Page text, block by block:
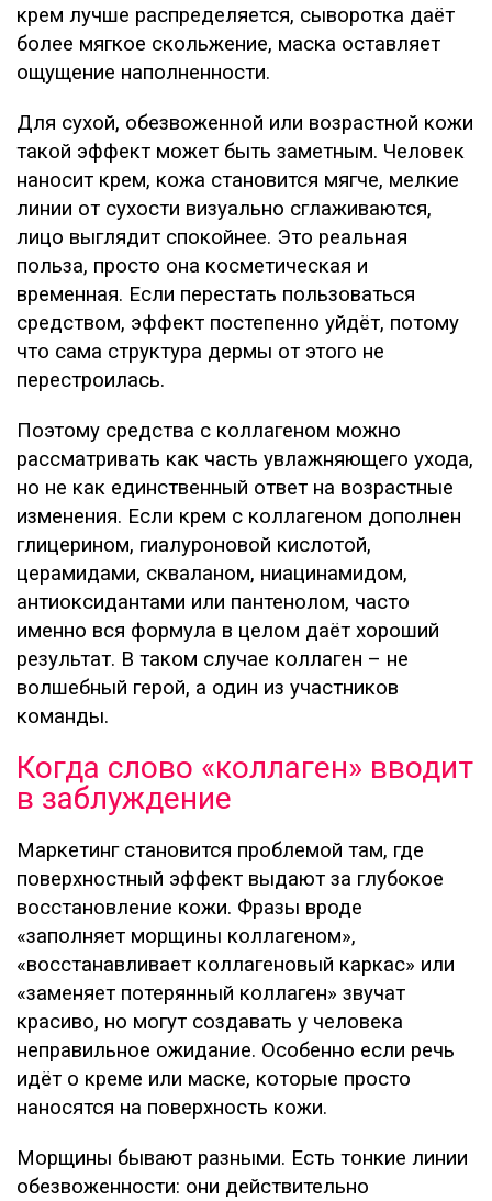
крем лучше распределяется, сыворотка даёт
более мягкое скольжение, маска оставляет
ощущение наполненности.
Для сухой, обезвоженной или возрастной кожи
такой эффект может быть заметным. Человек
наносит крем, кожа становится мягче, мелкие
линии от сухости визуально сглаживаются,
лицо выглядит спокойнее. Это реальная
польза, просто она косметическая и
временная. Если перестать пользоваться
средством, эффект постепенно уйдёт, потому
что сама структура дермы от этого не
перестроилась.
Поэтому средства с коллагеном можно
рассматривать как часть увлажняющего ухода,
но не как единственный ответ на возрастные
изменения. Если крем с коллагеном дополнен
глицерином, гиалуроновой кислотой,
церамидами, скваланом, ниацинамидом,
антиоксидантами или пантенолом, часто
именно вся формула в целом даёт хороший
результат. В таком случае коллаген – не
волшебный герой, а один из участников
команды.
Когда слово «коллаген» вводит
в заблуждение
Маркетинг становится проблемой там, где
поверхностный эффект выдают за глубокое
восстановление кожи. Фразы вроде
«заполняет морщины коллагеном»,
«восстанавливает коллагеновый каркас» или
«заменяет потерянный коллаген» звучат
красиво, но могут создавать у человека
неправильное ожидание. Особенно если речь
идёт о креме или маске, которые просто
наносятся на поверхность кожи.
Морщины бывают разными. Есть тонкие линии
обезвоженности: они действительно